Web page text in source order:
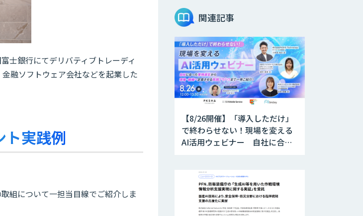
士銀行にてデリバティブトレーディ
融ソフトウェア会社などを起業した
ト実践例
組について一担当目線でご紹介しま
AIR-NEXUS
Acompany セキ
ュアチャット
AI価格調査ツール
Smapra
Agentsense
関連記事
【8/26開催】「導入しただけ」
で終わらせない！現場を変える
AI活用ウェビナー 自社に合っ
ご紹介！